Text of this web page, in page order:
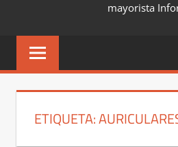
mayorista
ETIQUETA: